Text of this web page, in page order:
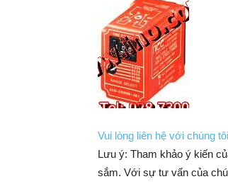
Vui lòng liên hệ với chúng tôi
Lưu ý: Tham khảo ý kiến
sắm. ​​Với sự tư vấn của